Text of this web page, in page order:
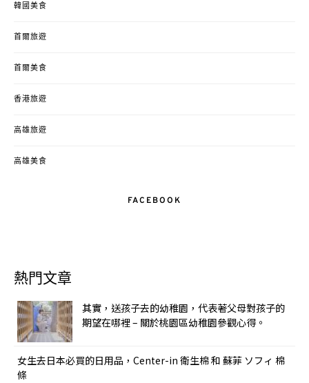
韓國美食
首爾旅遊
首爾美食
香港旅遊
高雄旅遊
高雄美食
FACEBOOK
熱門文章
其實，送孩子去的幼稚園，代表著父母對孩子的
期望在哪裡 – 關於桃園區幼稚園參觀心得。
女生去日本必買的日用品，Center-in 衛生棉 和 蘇菲 ソフィ 棉
條